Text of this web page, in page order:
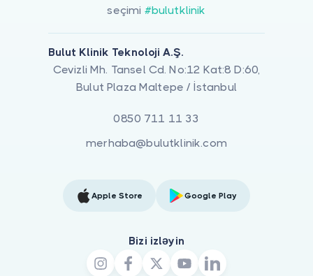
seçimi #bulutklinik
Bulut Klinik Teknoloji A.Ş.
Cevizli Mh. Tansel Cd. No:12 Kat:8 D:60,
Bulut Plaza Maltepe / İstanbul
0850 711 11 33
merhaba@bulutklinik.com
Apple Store Google Play
Bizi izləyin